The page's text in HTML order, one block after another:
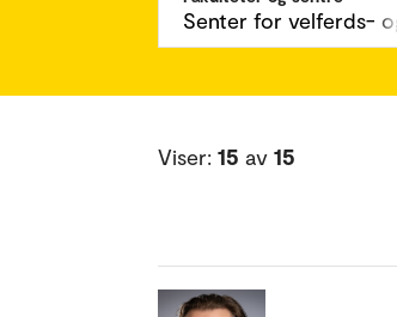
Viser: 15 av 15